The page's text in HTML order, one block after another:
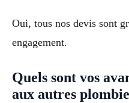
Oui, tous nos devis sont
engagement.
Quels sont vos
aux autres